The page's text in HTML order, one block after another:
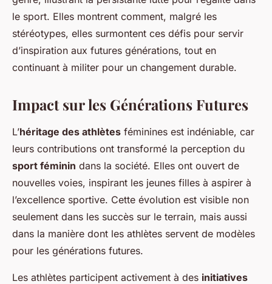
le sport. Elles montrent comment, malgré les
stéréotypes, elles surmontent ces défis pour servir
d’inspiration aux futures générations, tout en
continuant à militer pour un changement durable.
Impact sur les Générations Futures
L’héritage des athlètes féminines est indéniable, car
leurs contributions ont transformé la perception du
sport féminin dans la société. Elles ont ouvert de
nouvelles voies, inspirant les jeunes filles à aspirer à
l’excellence sportive. Cette évolution est visible non
seulement dans les succès sur le terrain, mais aussi
dans la manière dont les athlètes servent de modèles
pour les générations futures.
Les athlètes participent activement à des initiatives